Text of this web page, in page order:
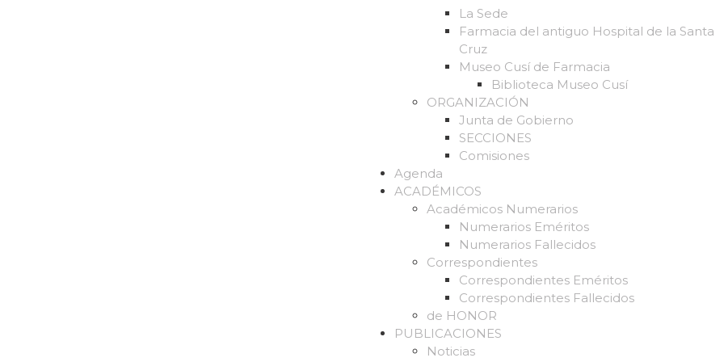
La Sede
Farmacia del antiguo Hospital de la Santa
Cruz
Museo Cusí de Farmacia
Biblioteca Museo Cusí
ORGANIZACIÓN
Junta de Gobierno
SECCIONES
Comisiones
Agenda
ACADÉMICOS
Académicos Numerarios
Numerarios Eméritos
Numerarios Fallecidos
Correspondientes
Correspondientes Eméritos
Correspondientes Fallecidos
de HONOR
PUBLICACIONES
Noticias